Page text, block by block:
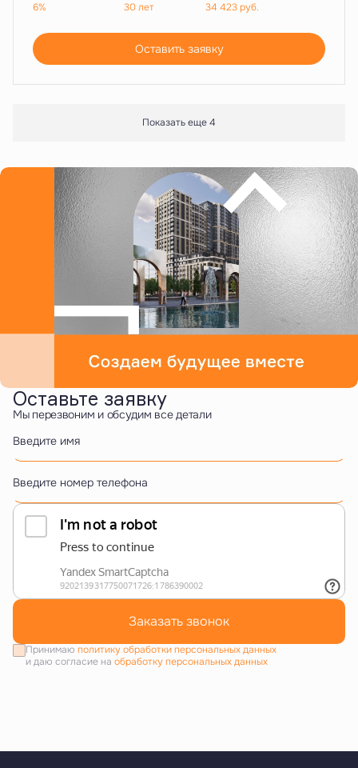
6%
30 лет
34 423руб.
Оставить заявку
Показать еще 4
Оставьте заявку
Мы перезвоним и обсудим все детали
Введите имя
Введите номер телефона
Заказать звонок
Принимаю политику обработки персональных данных
и даю согласие на обработку персональных данных